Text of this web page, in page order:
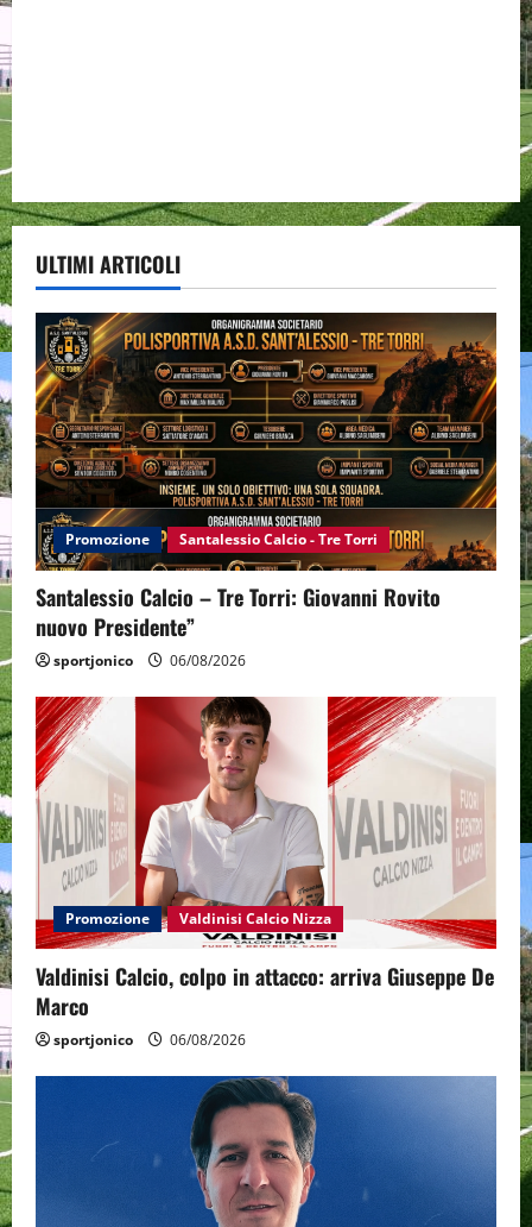
ULTIMI ARTICOLI
Promozione Santalessio Calcio - Tre Torri
Santalessio Calcio – Tre Torri: Giovanni Rovito
nuovo Presidente”
sportjonico 06/08/2026
Promozione Valdinisi Calcio Nizza
Valdinisi Calcio, colpo in attacco: arriva Giuseppe De
Marco
sportjonico 06/08/2026